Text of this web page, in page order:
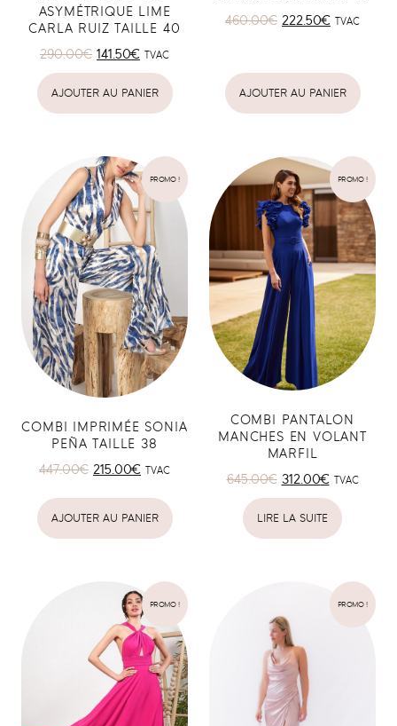
ASYMÉTRIQUE LIME
CARLA RUIZ TAILLE 40
290.00€ 141.50€ TVAC
AJOUTER AU PANIER
460.00€ 222.50€ TVAC
AJOUTER AU PANIER
PROMO !
COMBI IMPRIMÉE SONIA
PEÑA TAILLE 38
447.00€ 215.00€ TVAC
AJOUTER AU PANIER
PROMO !
COMBI PANTALON
MANCHES EN VOLANT
MARFIL
645.00€ 312.00€ TVAC
LIRE LA SUITE
PROMO ! PROMO !